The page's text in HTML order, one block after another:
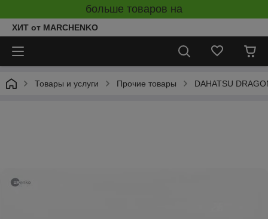
больше товаров на
ХИТ от MARCHENKO
Товары и услуги Прочие товары DAHATSU